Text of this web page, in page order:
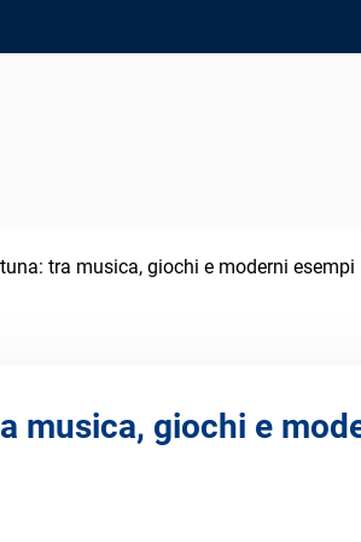
tra musica, giochi e moderni
musica, giochi e